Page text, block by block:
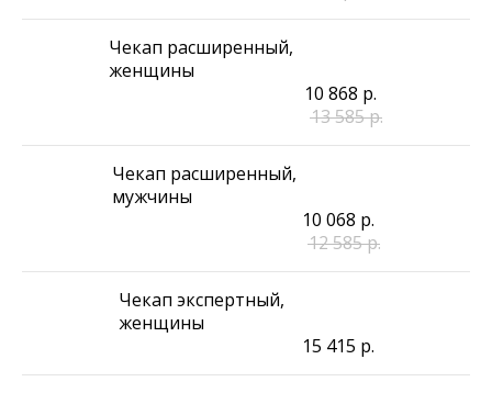
Чекап расширенный,
женщины
10 868 р.
13 585р.
Чекап расширенный,
мужчины
10 068 р.
12 585р.
Чекап экспертный,
женщины
15 415 р.